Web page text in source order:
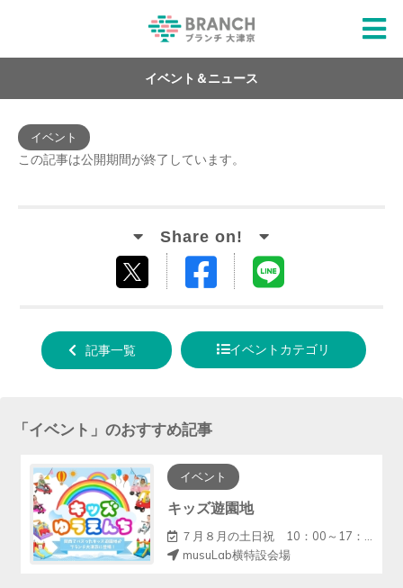
イベント＆ニュース
イベント
この記事は公開期間が終了しています。
する
Facebook
る
記事一覧 イベントカテゴリ
「イベント 」のおすすめ記事
イベント
キッズ遊園地
７月８月の土日祝 10：00～17：00（12～13休憩）
musuLab横特設会場